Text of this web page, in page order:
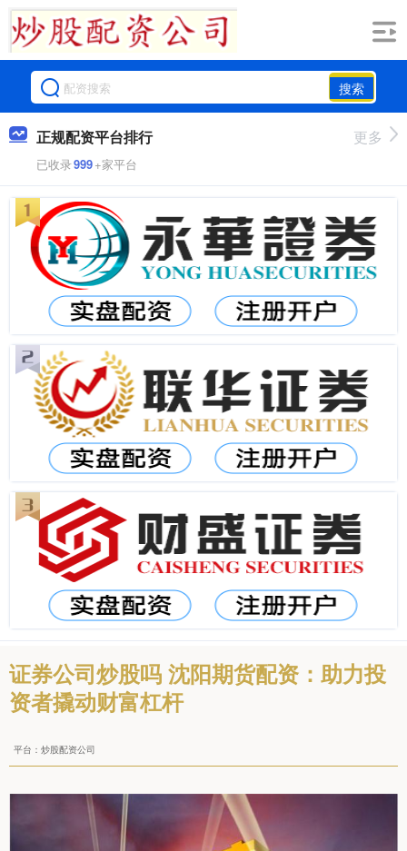
搜索
正规配资平台排行
已收录999+家平台
更多
证券公司炒股吗 沈阳期货配资：助力投
资者撬动财富杠杆
平台：炒股配资公司